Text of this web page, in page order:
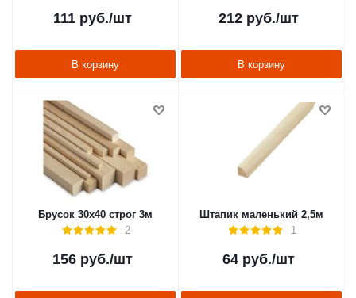
111 руб./шт
В корзину
212 руб./шт
В корзину
Брусок 30х40 строг 3м
2
156 руб./шт
Штапик маленький 2,5м
1
64 руб./шт